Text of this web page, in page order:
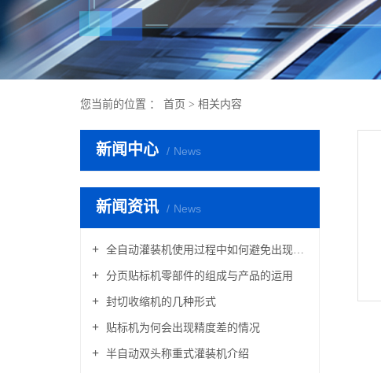
您当前的位置 ： 首页 > 相关内容
新闻中心 News
新闻资讯 News
全自动灌装机使用过程中如何避免出现滴漏现象的产生
分页贴标机零部件的组成与产品的运用
封切收缩机的几种形式
贴标机为何会出现精度差的情况
半自动双头称重式灌装机介绍